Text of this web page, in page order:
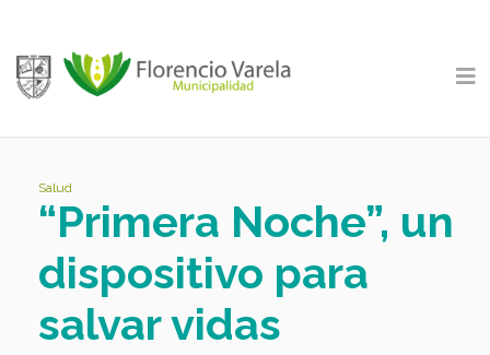
Salud
“Primera Noche”, un
dispositivo para
salvar vidas